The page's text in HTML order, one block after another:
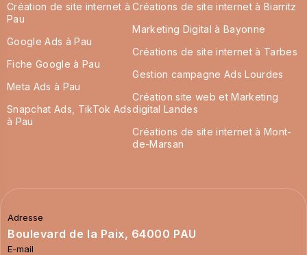
Création de site internet à
Pau
Google Ads à Pau
Fiche Google à Pau
Meta Ads à Pau
Snapchat Ads, TikTok Ads
à Pau
Créations de site internet à Biarritz
Marketing Digital à Bayonne
Créations de site internet à Tarbes
Gestion campagne Ads Lourdes
Création site web et Marketing
digital Landes
Créations de site internet à Mont-
de-Marsan
Adresse
Boulevard de la Paix, 64000 PAU
E-mail